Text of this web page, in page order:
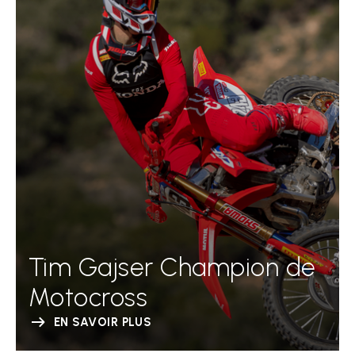
Tim Gajser Champion de
Motocross
EN SAVOIR PLUS